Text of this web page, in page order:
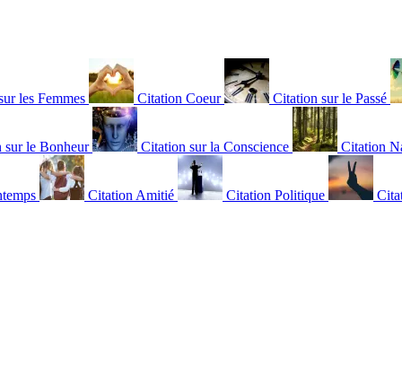
les Femmes Citation Coeur Citation sur le Passé
sur le Bonheur Citation sur la Conscience Citation
Citation Amitié Citation Politique